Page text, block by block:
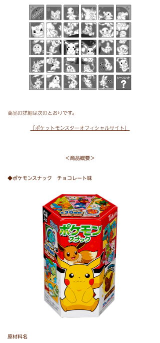
商品の詳細は次のとおりです。
「ポケットモンスターオフィシャルサイト」
＜商品概要＞
◆ポケモンスナック チョコレート味
原材料名